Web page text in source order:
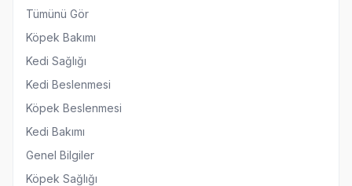
Tümünü Gör
Köpek Bakımı
Kedi Sağlığı
Kedi Beslenmesi
Köpek Beslenmesi
Kedi Bakımı
Genel Bilgiler
Köpek Sağlığı